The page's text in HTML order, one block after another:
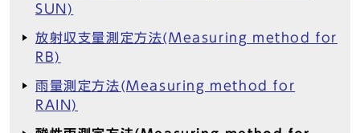
SUN)
放射収支量測定方法(Measuring method for
RB)
雨量測定方法(Measuring method for
RAIN)